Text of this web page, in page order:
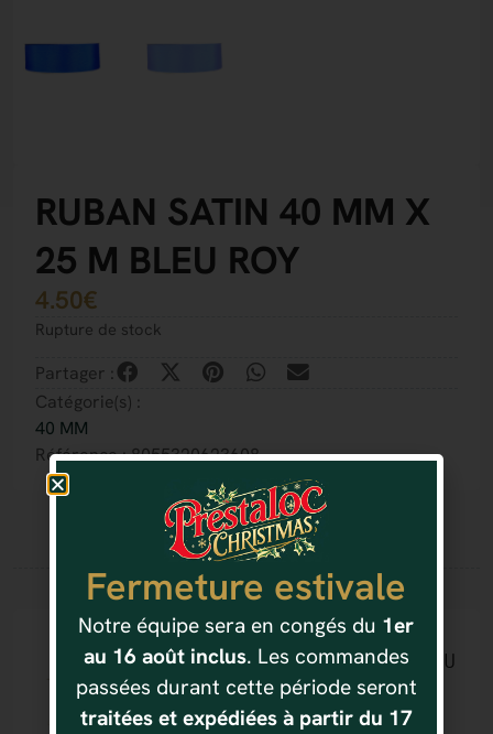
RUBAN SATIN 40 MM X
25 M BLEU ROY
4.50€
Rupture de stock
Partager :
Catégorie(s) :
40 MM
Référence : 8055320623608
Vous aimerez aussi
40 MM
RUBAN SATIN 40 MM X 25 M BLEU
CIEL
4.50€
Fermeture estivale
Notre équipe sera en congés du 1er
au 16 août inclus. Les commandes
passées durant cette période seront
traitées et expédiées à partir du 17